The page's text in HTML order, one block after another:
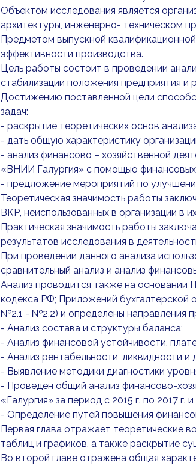
Объектом исследования является
архитектуры, инженерно- техническом
Предметом выпускной
эффективности производства.
Цель работы состоит в проведении
стабилизации положения предприятия
Достижению поставленной цели
задач:
- раскрытие теоретических основ
- дать общую характеристику
- анализ финансово – хозяйственной
«ВНИИ Галургия» с помощью финансовых
- предложение мероприятий по
Теоретическая значимость работы
ВКР, неиспользованных в организации в
Практическая значимость работы
результатов исследования в
При проведении данного анализа
сравнительный анализ и анализ
Анализ проводится также на основании
кодекса РФ; Приложений бухгалтерской
№2.1 - №2.2) и определены направления
- Анализ состава и структуры баланса;
- Анализ финансовой устойчивости,
- Анализ рентабельности, ликвидности и
- Выявление методики диагностики
- Проведен общий анализ финансово-
«Галургия» за период с 2015 г. по 2017
- Определение путей повышения
Первая глава отражает теоретические
таблиц и графиков, а также раскрытие
Во второй главе отражена общая